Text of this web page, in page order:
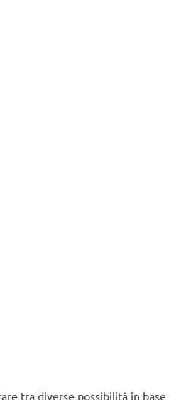
tra diverse possibilità in base